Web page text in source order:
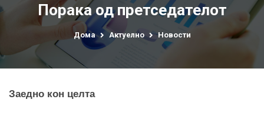
Порака од претседателот
Дома Актуелно Новости
Заедно кон целта